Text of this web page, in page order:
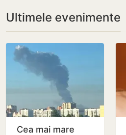
Ultimele evenimente
Cea mai mare